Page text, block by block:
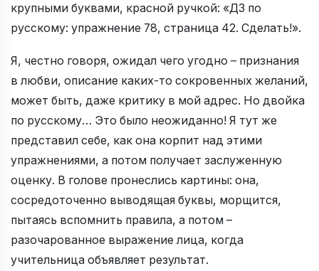
крупными буквами, красной ручкой: «ДЗ по
русскому: упражнение 78, страница 42. Сделать!».
Я, честно говоря, ожидал чего угодно – признания
в любви, описание каких-то сокровенных желаний,
может быть, даже критику в мой адрес. Но двойка
по русскому… Это было неожиданно! Я тут же
представил себе, как она корпит над этими
упражнениями, а потом получает заслуженную
оценку. В голове пронеслись картины: она,
сосредоточенно выводящая буквы, морщится,
пытаясь вспомнить правила, а потом –
разочарованное выражение лица, когда
учительница объявляет результат.